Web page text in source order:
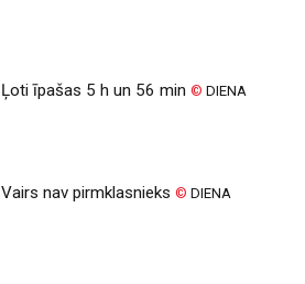
Ļoti īpašas 5 h un 56 min© DIENA
Vairs nav pirmklasnieks© DIENA